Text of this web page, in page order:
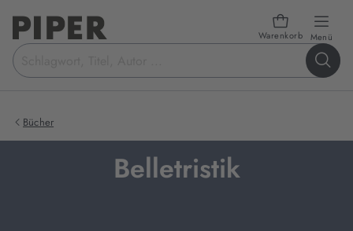
Warenkorb Menü
Suchbegriff
eingeben
Bücher
Belletristik